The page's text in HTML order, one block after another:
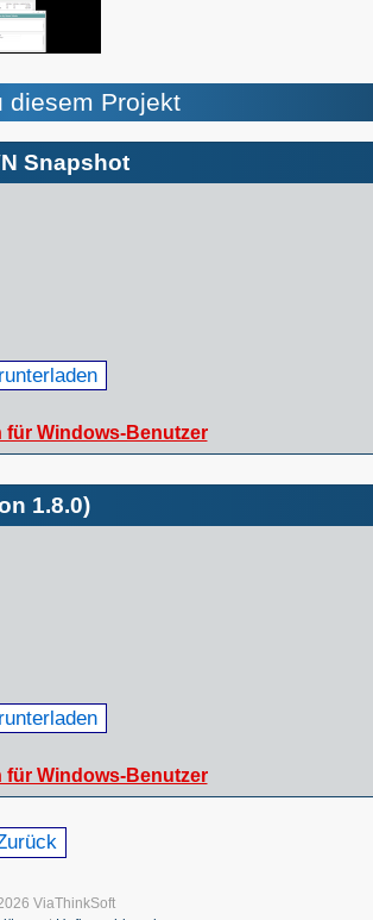
diesem Projekt
Snapshot
Windows-Benutzer
1.8.0)
Windows-Benutzer
ViaThinkSoft